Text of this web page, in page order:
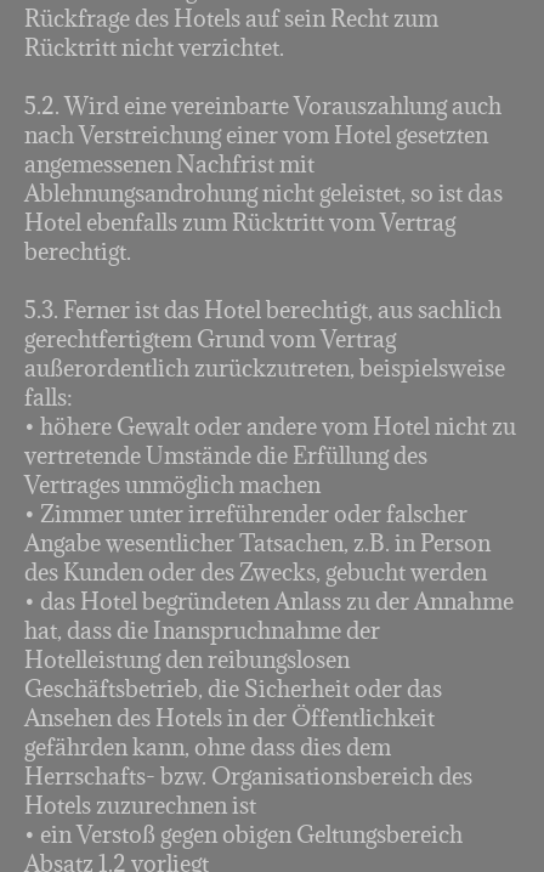
Rückfrage des Hotels auf sein Recht zum
Rücktritt nicht verzichtet.
5.2. Wird eine vereinbarte Vorauszahlung auch
nach Verstreichung einer vom Hotel gesetzten
angemessenen Nachfrist mit
Ablehnungsandrohung nicht geleistet, so ist das
Hotel ebenfalls zum Rücktritt vom Vertrag
berechtigt.
5.3. Ferner ist das Hotel berechtigt, aus sachlich
gerechtfertigtem Grund vom Vertrag
außerordentlich zurückzutreten, beispielsweise
falls:
• höhere Gewalt oder andere vom Hotel nicht zu
vertretende Umstände die Erfüllung des
Vertrages unmöglich machen
• Zimmer unter irreführender oder falscher
Angabe wesentlicher Tatsachen, z.B. in Person
des Kunden oder des Zwecks, gebucht werden
• das Hotel begründeten Anlass zu der Annahme
hat, dass die Inanspruchnahme der
Hotelleistung den reibungslosen
Geschäftsbetrieb, die Sicherheit oder das
Ansehen des Hotels in der Öffentlichkeit
gefährden kann, ohne dass dies dem
Herrschafts- bzw. Organisationsbereich des
Hotels zuzurechnen ist
• ein Verstoß gegen obigen Geltungsbereich
Absatz 1.2 vorliegt